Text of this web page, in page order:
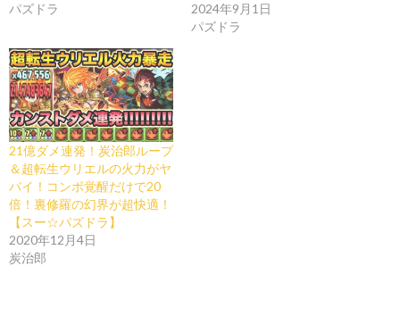
パズドラ
2024年9月1日
パズドラ
21億ダメ連発！炭治郎ループ
＆超転生ウリエルの火力がヤ
バイ！コンボ覚醒だけで20
倍！裏修羅の幻界が超快適！
【スー☆パズドラ】
2020年12月4日
炭治郎